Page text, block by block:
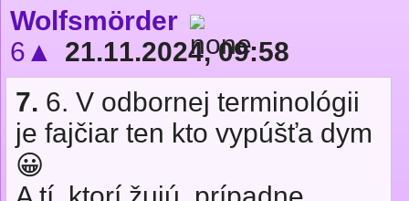
Wolfsmörder
6▲
21.11.2024, 09:58
7. 6. V odbornej terminológii
je fajčiar ten kto vypúšťa dym
😀